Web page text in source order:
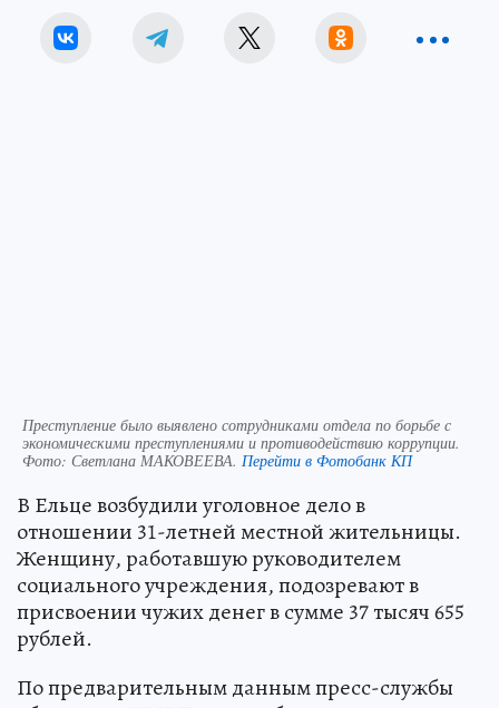
Преступление было выявлено сотрудниками отдела по борьбе с
экономическими преступлениями и противодействию коррупции.
Фото: Светлана МАКОВЕЕВА. Перейти в Фотобанк КП
В Ельце возбудили уголовное дело в
отношении 31-летней местной жительницы.
Женщину, работавшую руководителем
социального учреждения, подозревают в
присвоении чужих денег в сумме 37 тысяч 655
рублей.
По предварительным данным пресс-службы